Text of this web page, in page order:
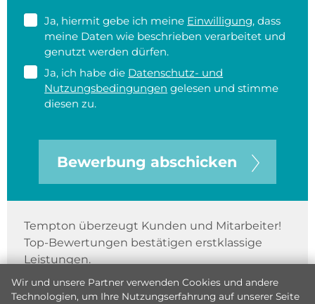
Ja, hiermit gebe ich meine Einwilligung, dass
meine Daten wie beschrieben verarbeitet und
genutzt werden dürfen.
Ja, ich habe die Datenschutz- und
Nutzungsbedingungen gelesen und stimme
diesen zu.
Bewerbung abschicken
Tempton überzeugt Kunden und Mitarbeiter!
Top-Bewertungen bestätigen erstklassige
Leistungen.
Wir und unsere Partner verwenden Cookies und andere
Technologien, um Ihre Nutzungserfahrung auf unserer Seite